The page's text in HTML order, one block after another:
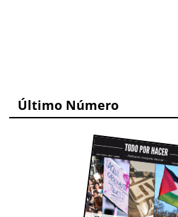
Último Número